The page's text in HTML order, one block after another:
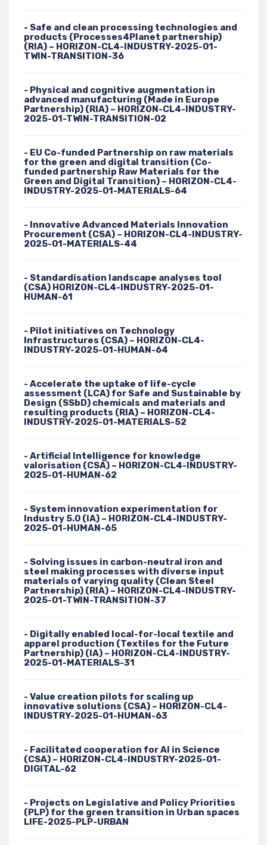
- Safe and clean processing technologies and
products (Processes4Planet partnership)
(RIA) – HORIZON-CL4-INDUSTRY-2025-01-
TWIN-TRANSITION-36
- Physical and cognitive augmentation in
advanced manufacturing (Made in Europe
Partnership) (RIA) – HORIZON-CL4-INDUSTRY-
2025-01-TWIN-TRANSITION-02
- EU Co-funded Partnership on raw materials
for the green and digital transition (Co-
funded partnership Raw Materials for the
Green and Digital Transition) – HORIZON-CL4-
INDUSTRY-2025-01-MATERIALS-64
- Innovative Advanced Materials Innovation
Procurement (CSA) – HORIZON-CL4-INDUSTRY-
2025-01-MATERIALS-44
- Standardisation landscape analyses tool
(CSA) HORIZON-CL4-INDUSTRY-2025-01-
HUMAN-61
- Pilot initiatives on Technology
Infrastructures (CSA) – HORIZON-CL4-
INDUSTRY-2025-01-HUMAN-64
- Accelerate the uptake of life-cycle
assessment (LCA) for Safe and Sustainable by
Design (SSbD) chemicals and materials and
resulting products (RIA) – HORIZON-CL4-
INDUSTRY-2025-01-MATERIALS-52
- Artificial Intelligence for knowledge
valorisation (CSA) – HORIZON-CL4-INDUSTRY-
2025-01-HUMAN-62
- System innovation experimentation for
Industry 5.0 (IA) – HORIZON-CL4-INDUSTRY-
2025-01-HUMAN-65
- Solving issues in carbon-neutral iron and
steel making processes with diverse input
materials of varying quality (Clean Steel
Partnership) (RIA) – HORIZON-CL4-INDUSTRY-
2025-01-TWIN-TRANSITION-37
- Digitally enabled local-for-local textile and
apparel production (Textiles for the Future
Partnership) (IA) – HORIZON-CL4-INDUSTRY-
2025-01-MATERIALS-31
- Value creation pilots for scaling up
innovative solutions (CSA) – HORIZON-CL4-
INDUSTRY-2025-01-HUMAN-63
- Facilitated cooperation for AI in Science
(CSA) – HORIZON-CL4-INDUSTRY-2025-01-
DIGITAL-62
- Projects on Legislative and Policy Priorities
(PLP) for the green transition in Urban spaces
LIFE-2025-PLP-URBAN